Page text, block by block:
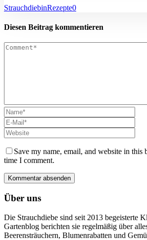
StrauchdiebinRezepte0
Diesen Beitrag kommentieren
Save my name, email, and website in this
time I comment.
Über uns
Die Strauchdiebe sind seit 2013 begeisterte
Gartenblog berichten sie regelmäßig über
Beerensträuchern, Blumenrabatten und